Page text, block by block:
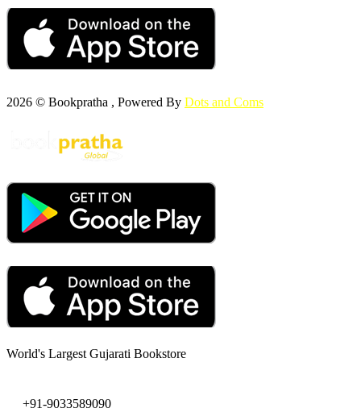
2026 © Bookpratha , Powered By Dots and Coms
World's Largest Gujarati Bookstore
+91-9033589090